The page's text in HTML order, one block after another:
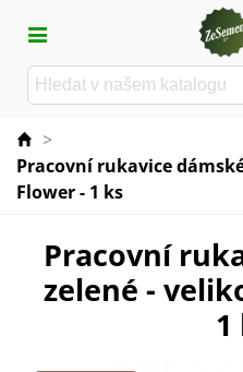
>
Pracovní rukavice
Flower - 1 ks
Pracovní
zelené -
1